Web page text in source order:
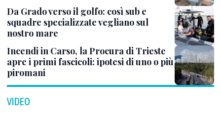
Da Grado verso il golfo: così sub e
squadre specializzate vegliano sul
nostro mare
Incendi in Carso, la Procura di Trieste
apre i primi fascicoli: ipotesi di uno o più
piromani
VIDEO